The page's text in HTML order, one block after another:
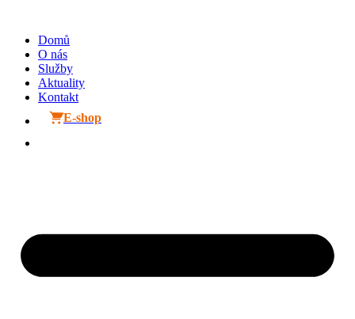
obsahuDomů
O nás
Služby
Aktuality
Kontakt
E-shop